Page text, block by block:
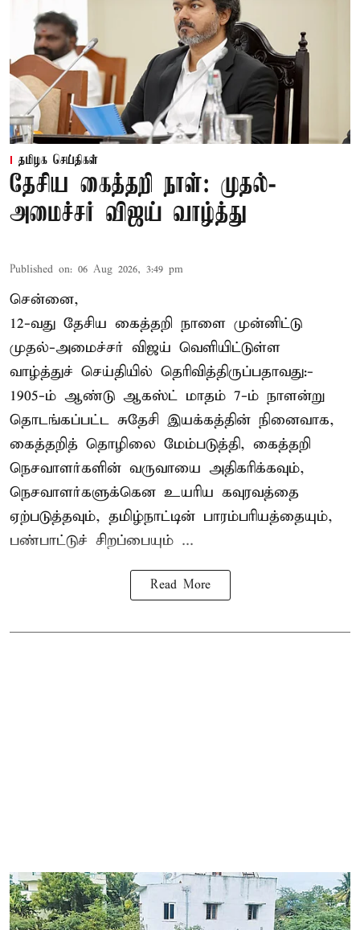
தமிழக செய்திகள்
தேசிய கைத்தறி நாள்: முதல்-
அமைச்சர் விஜய் வாழ்த்து
Published on: 06 Aug 2026, 3:49 pm
சென்னை,
12-வது தேசிய கைத்தறி நாளை முன்னிட்டு
முதல்-அமைச்சர் விஜய் வெளியிட்டுள்ள
வாழ்த்துச் செய்தியில் தெரிவித்திருப்பதாவது:-
1905-ம் ஆண்டு ஆகஸ்ட் மாதம் 7-ம் நாளன்று
தொடங்கப்பட்ட சுதேசி இயக்கத்தின் நினைவாக,
கைத்தறித் தொழிலை மேம்படுத்தி, கைத்தறி
நெசவாளர்களின் வருவாயை அதிகரிக்கவும்,
நெசவாளர்களுக்கென உயரிய கவுரவத்தை
ஏற்படுத்தவும், தமிழ்நாட்டின் பாரம்பரியத்தையும்,
பண்பாட்டுச் சிறப்பையும் ...
Read More